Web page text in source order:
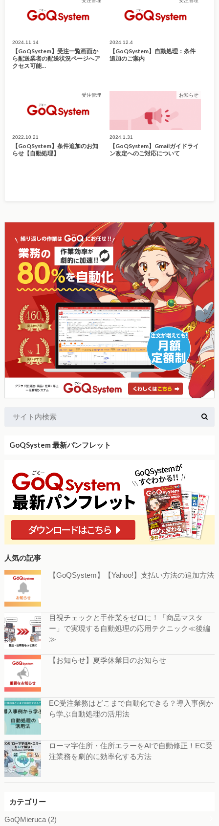
2024.11.14
【GoQSystem】受注一覧画面か
ら配送業者の配送状況ページへア
クセス可能…
2024.12.4
【GoQSystem】自動処理：条件
追加のご案内
受注管理
2022.10.21
【GoQSystem】条件追加のお知
らせ【自動処理】
お知らせ
2024.1.31
【GoQSystem】Gmailガイドライ
ン改定へのご対応について
GoQSystem 最新パンフレット
人気の記事
【GoQSystem】【Yahoo!】支払い方法の追加方法
目視チェックと手作業をゼロに！「商品マスタ
ー」で実現する自動処理の応用テクニック≪後編
≫
【お知らせ】夏季休業日のお知らせ
EC受注業務はどこまで自動化できる？導入事例か
ら学ぶ自動処理の活用法
ローマ字住所・住所エラーをAIで自動修正！EC受
注業務を劇的に効率化する方法
カテゴリー
GoQMieruca (2)